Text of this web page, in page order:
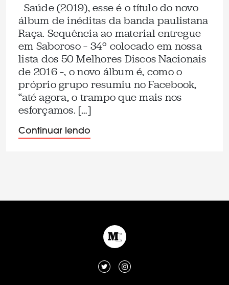
Saúde (2019), esse é o título do novo
álbum de inéditas da banda paulistana
Raça. Sequência ao material entregue
em Saboroso – 34º colocado em nossa
lista dos 50 Melhores Discos Nacionais
de 2016 –, o novo álbum é, como o
próprio grupo resumiu no Facebook,
“até agora, o trampo que mais nos
esforçamos. […]
Continuar lendo